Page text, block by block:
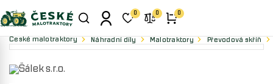
0 0 0
České malotraktory Náhradní díly Malotraktory Převodová skříň